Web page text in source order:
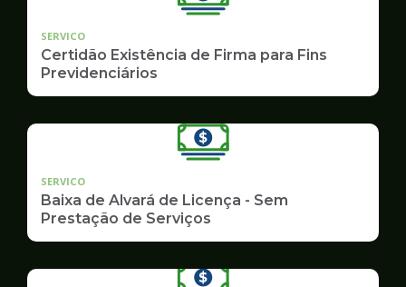
SERVICO
Certidão Existência de Firma para Fins
Previdenciários
SERVICO
Baixa de Alvará de Licença - Sem
Prestação de Serviços